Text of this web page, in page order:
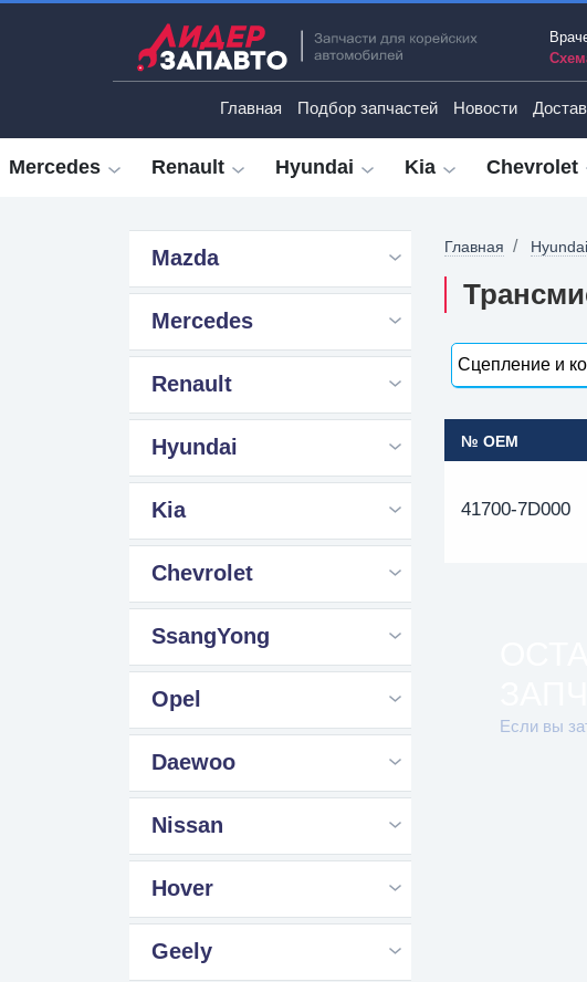
Главная Подбор запчастей Новости
Mercedes Renault Hyundai Kia Chevrolet
Mazda
Mercedes
Renault
Hyundai
Kia
Chevrolet
SsangYong
Opel
Daewoo
Nissan
Hover
Geely
Главная Hyundai
Сцепление и
№ OEM
41700-7D000
Если вы